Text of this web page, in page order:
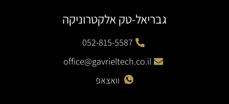
גבריאל-טק אלקטרוניקה
052-815-5587
office@gavrieltech.co.il
וואצאפ